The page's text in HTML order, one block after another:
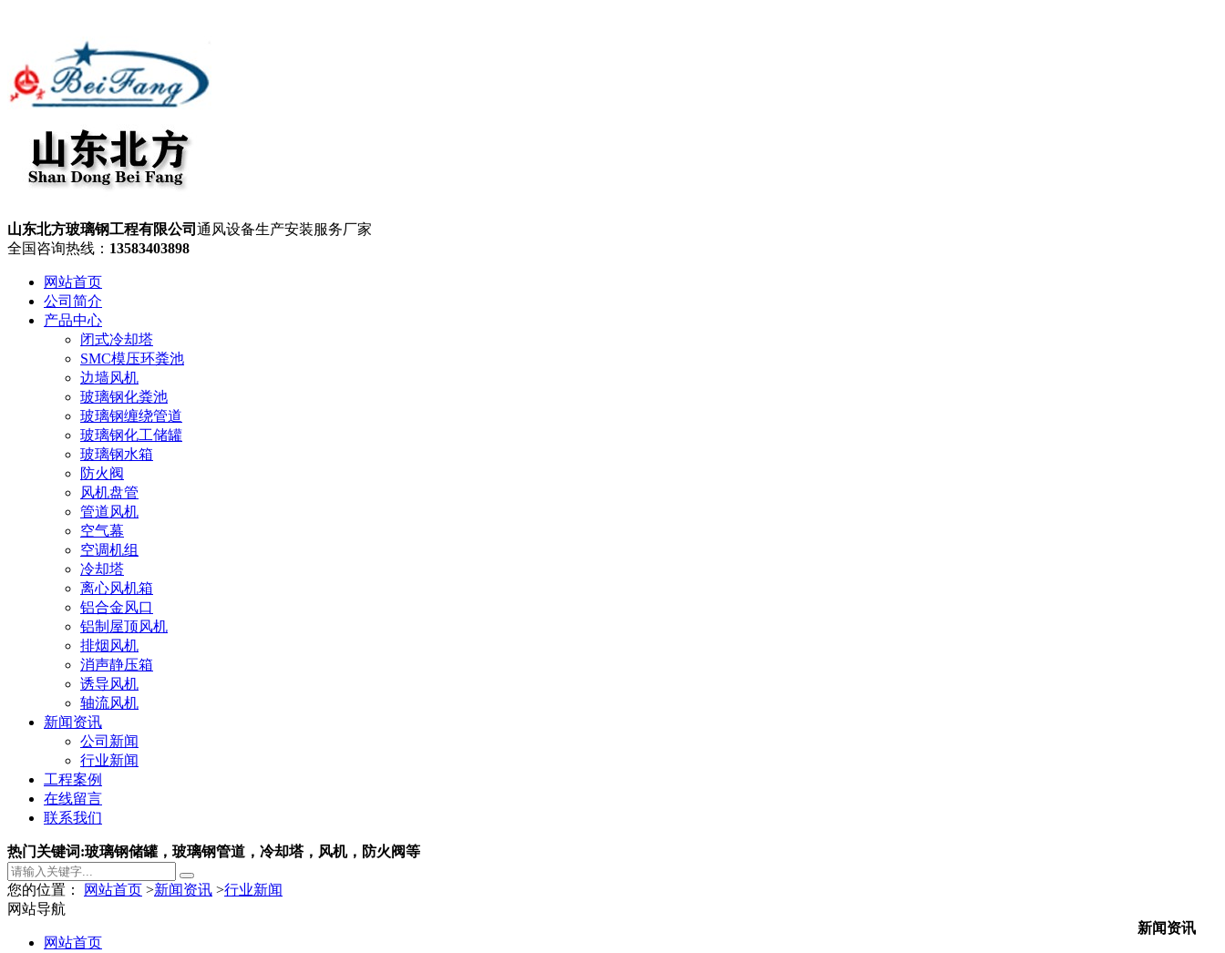
山东北方玻璃钢工程有限公司 通风设备生产安装服务厂家
全国咨询热线： 13583403898
网站首页
公司简介
产品中心
闭式冷却塔
SMC模压环粪池
边墙风机
玻璃钢化粪池
玻璃钢缠绕管道
玻璃钢化工储罐
玻璃钢水箱
防火阀
风机盘管
管道风机
空气幕
空调机组
冷却塔
离心风机箱
铝合金风口
铝制屋顶风机
排烟风机
消声静压箱
诱导风机
轴流风机
新闻资讯
公司新闻
行业新闻
工程案例
在线留言
联系我们
热门关键词:玻璃钢储罐，玻璃钢管道，冷却塔，风机，防火阀等
您的位置： 网站首页 >新闻资讯 >行业新闻
新闻资讯
网站导航
网站首页